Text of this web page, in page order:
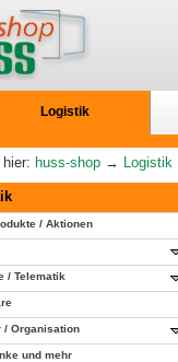
Logistik
huss-shop → Logistik
/ Aktionen
/ Telematik
/ Organisation
und mehr